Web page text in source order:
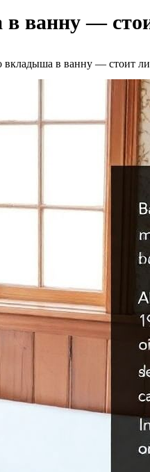
ванну —
вкладыша в ванну — стоит